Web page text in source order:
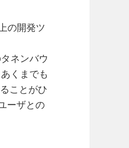
の開発ツ
ネンバウ
くまでも
ことがひ
ーザとの